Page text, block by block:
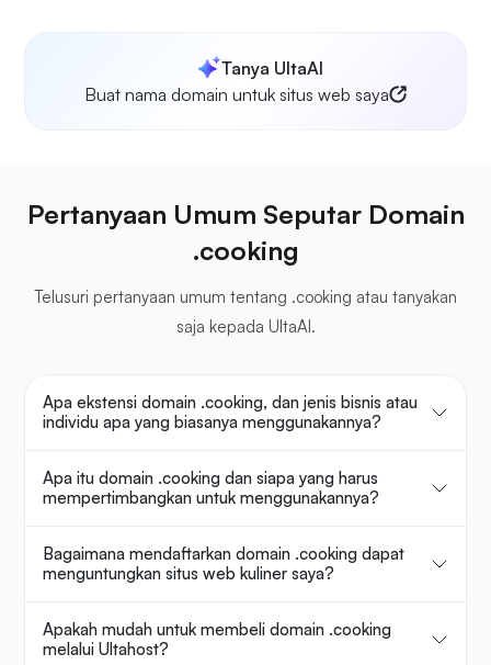
Tanya UltaAI
Buat nama domain untuk situs web saya
Pertanyaan Umum Seputar Domain
.cooking
Telusuri pertanyaan umum tentang .cooking atau tanyakan
saja kepada UltaAI.
Apa ekstensi domain .cooking, dan jenis bisnis atau
individu apa yang biasanya menggunakannya?
Apa itu domain .cooking dan siapa yang harus
mempertimbangkan untuk menggunakannya?
Bagaimana mendaftarkan domain .cooking dapat
menguntungkan situs web kuliner saya?
Apakah mudah untuk membeli domain .cooking
melalui Ultahost?